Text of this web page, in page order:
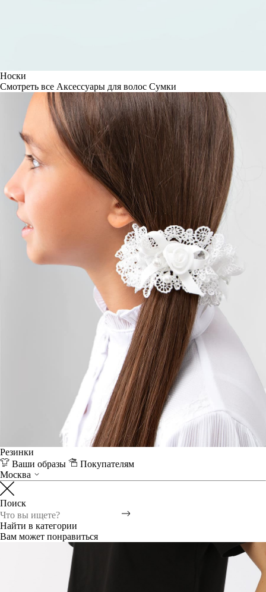
Носки
Смотреть все Аксессуары для волос Сумки
Резинки
Ваши образы
Покупателям
Москва
Поиск
Найти в категории
Вам может понравиться